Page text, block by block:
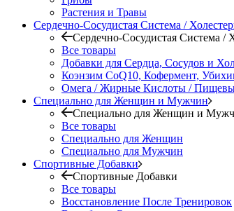
Растения и Травы
Сердечно-Сосудистая Система /
Сердечно-Сосудистая Система
Все товары
Добавки для Сердца, Сосудов и
Коэнзим CoQ10, Кофермент,
Омега / Жирные Кислоты /
Специально для Женщин и Мужчин
Специально для Женщин и
Все товары
Специально для Женщин
Специально для Мужчин
Спортивные Добавки
Спортивные Добавки
Все товары
Восстановление После Тренировок